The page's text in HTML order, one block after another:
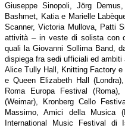
Giuseppe Sinopoli, Jörg
Bashmet, Katia e Marielle
Scanner, Victoria Mullova, Patti
attività – in veste di solista con
quali la Giovanni Sollima Band,
dispiega fra sedi ufficiali ed
Alice Tully Hall, Knitting Factory e
e Queen Elizabeth Hall
Roma Europa Festival
(Weimar), Kronberg Cello
Massimo, Amici della Musica
International Music Festival di